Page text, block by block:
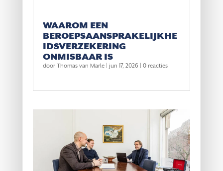
WAAROM EEN
BEROEPSAANSPRAKELIJKHE
IDSVERZEKERING
ONMISBAAR IS
door Thomas van Marle| jun 17, 2026 | 0 reacties